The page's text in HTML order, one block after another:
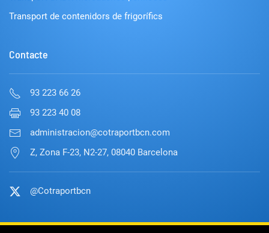
Transport de contenidors de frigorífics
Contacte
93 223 66 26
93 223 40 08
administracion@cotraportbcn.com
Z, Zona F-23, N2-27, 08040 Barcelona
@Cotraportbcn